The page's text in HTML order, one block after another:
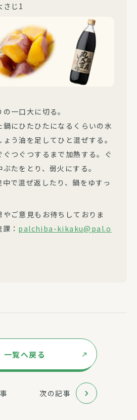
じ1
一口大に切る。
鍋にひたひたになるくらいの水
う油を足してひと混ぜする。
つぐつするまで加熱する。ぐ
たをとり、弱火にする。
で混ぜ返したり、鍋をゆすっ
ご意見もお待ちしておりま
： palchiba-kikaku@pal.o
一覧へ戻る
次の記事